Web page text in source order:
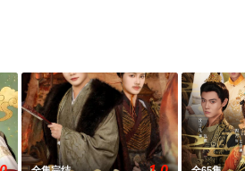
可移步至豆瓣电视剧、电视猫或